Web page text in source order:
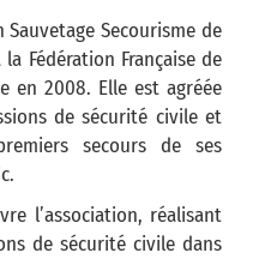
Sauvetage Secourisme de
Fédération Française de
en 2008. Elle est agréée
de sécurité civile et
secours de ses
l’association, réalisant
de sécurité civile dans